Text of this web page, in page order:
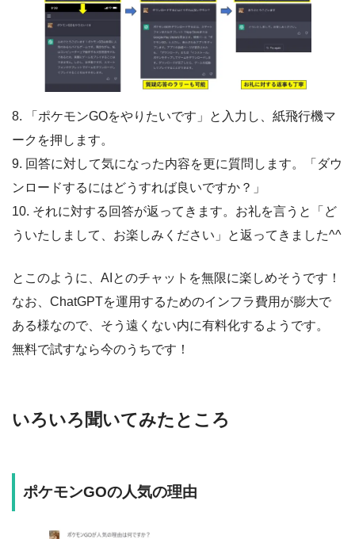
8. 「ポケモンGOをやりたいです」と入力し、紙飛行機マ
ークを押します。
9. 回答に対して気になった内容を更に質問します。「ダウ
ンロードするにはどうすれば良いですか？」
10. それに対する回答が返ってきます。お礼を言うと「ど
ういたしまして、お楽しみください」と返ってきました^^
とこのように、AIとのチャットを無限に楽しめそうです！
なお、ChatGPTを運用するためのインフラ費用が膨大で
ある様なので、そう遠くない内に有料化するようです。
無料で試すなら今のうちです！
いろいろ聞いてみたところ
ポケモンGOの人気の理由